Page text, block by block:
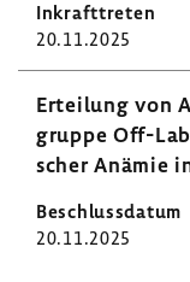
20.11.2025
Ertei­lung von
gruppe Off-​
scher Anämie
20.11.2025